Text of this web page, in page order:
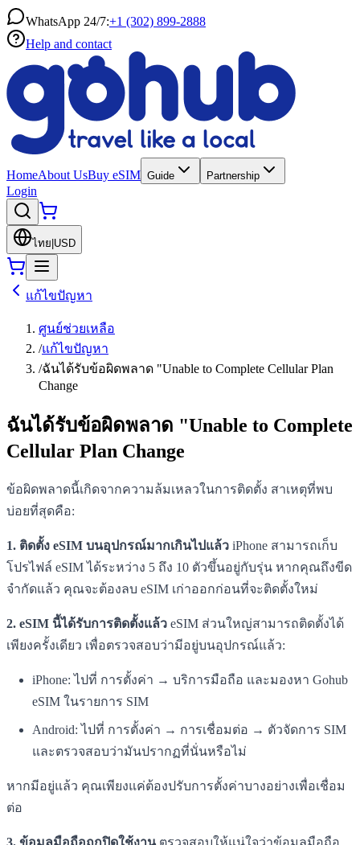
WhatsApp 24/7:+1 (302) 899-2888
Help and contact
HomeAbout UsBuy eSIM Guide Partnership
Login
ไทย USD
แก้ไขปัญหา
ศูนย์ช่วยเหลือ
/แก้ไขปัญหา
/ฉันได้รับข้อผิดพลาด "Unable to Complete Cellular Plan
Change
ฉันได้รับข้อผิดพลาด "Unable to Complete
Cellular Plan Change
ข้อผิดพลาดนี้เกิดจากความล้มเหลวในการติดตั้ง สาเหตุที่พบ
บ่อยที่สุดคือ:
1. ติดตั้ง eSIM บนอุปกรณ์มากเกินไปแล้ว iPhone สามารถเก็บ
โปรไฟล์ eSIM ได้ระหว่าง 5 ถึง 10 ตัวขึ้นอยู่กับรุ่น หากคุณถึงขีด
จำกัดแล้ว คุณจะต้องลบ eSIM เก่าออกก่อนที่จะติดตั้งใหม่
2. eSIM นี้ได้รับการติดตั้งแล้ว eSIM ส่วนใหญ่สามารถติดตั้งได้
เพียงครั้งเดียว เพื่อตรวจสอบว่ามีอยู่บนอุปกรณ์แล้ว:
iPhone: ไปที่ การตั้งค่า → บริการมือถือ และมองหา Gohub
eSIM ในรายการ SIM
Android: ไปที่ การตั้งค่า → การเชื่อมต่อ → ตัวจัดการ SIM
และตรวจสอบว่ามันปรากฏที่นั่นหรือไม่
หากมีอยู่แล้ว คุณเพียงแค่ต้องปรับการตั้งค่าบางอย่างเพื่อเชื่อม
ต่อ
3. ข้อมูลมือถือถูกปิดใช้งานตรวจสอบให้แน่ใจว่าข้อมูลมือถือ